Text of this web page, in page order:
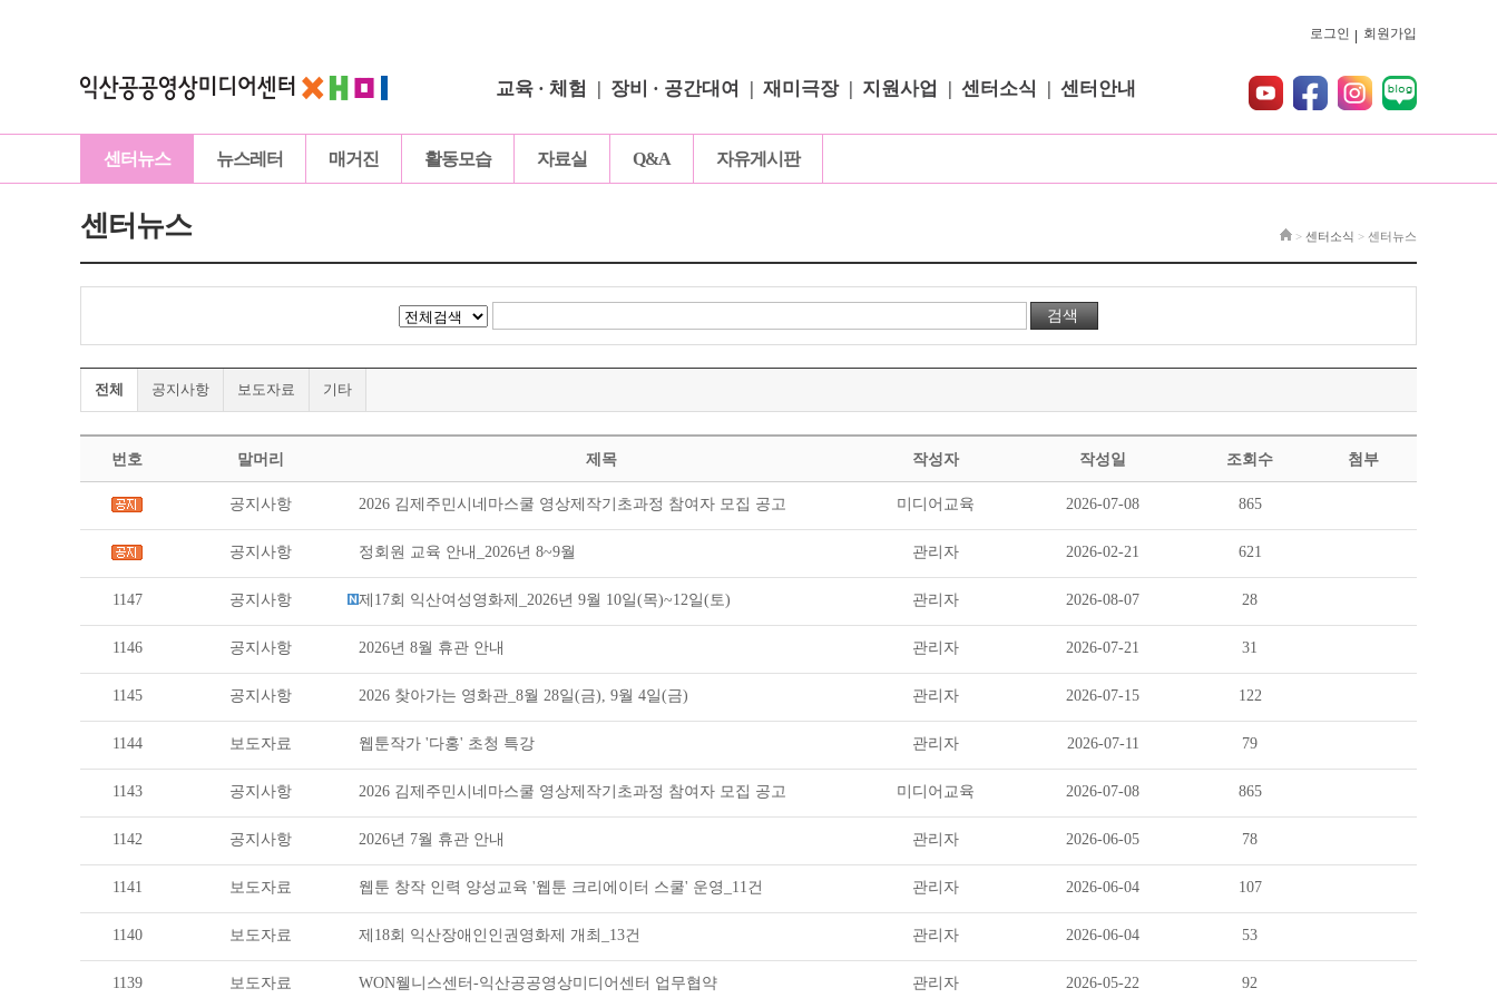
로그인 회원가입
교육 · 체험 장비 · 공간대여 재미극장 지원사업 센터소식 센터안내
센터뉴스 뉴스레터 매거진 활동모습 자료실 Q&A 자유게시판
센터뉴스 > 센터소식 > 센터뉴스
전체 공지사항 보도자료 기타
번호 말머리 제목 작성자 작성일 조회수 첨부
공지사항 2026 김제주민시네마스쿨 영상제작기초과정 참여자 모집 공고 미디어교육 2026-07-08 865
공지사항 정회원 교육 안내_2026년 8~9월 관리자 2026-02-21 621
1147 공지사항 제17회 익산여성영화제_2026년 9월 10일(목)~12일(토) 관리자 2026-08-07 28
1146 공지사항 2026년 8월 휴관 안내 관리자 2026-07-21 31
1145 공지사항 2026 찾아가는 영화관_8월 28일(금), 9월 4일(금) 관리자 2026-07-15 122
1144 보도자료 웹툰작가 '다홍' 초청 특강 관리자 2026-07-11 79
1143 공지사항 2026 김제주민시네마스쿨 영상제작기초과정 참여자 모집 공고 미디어교육 2026-07-08 865
1142 공지사항 2026년 7월 휴관 안내 관리자 2026-06-05 78
1141 보도자료 웹툰 창작 인력 양성교육 '웹툰 크리에이터 스쿨' 운영_11건 관리자 2026-06-04 107
1140 보도자료 제18회 익산장애인인권영화제 개최_13건 관리자 2026-06-04 53
1139 보도자료 WON웰니스센터-익산공공영상미디어센터 업무협약 관리자 2026-05-22 92